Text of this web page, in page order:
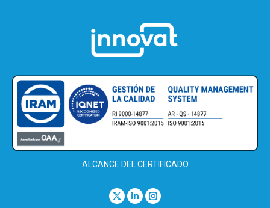
ALCANCE DEL CERTIFICADO
X
LinkedinInstagram